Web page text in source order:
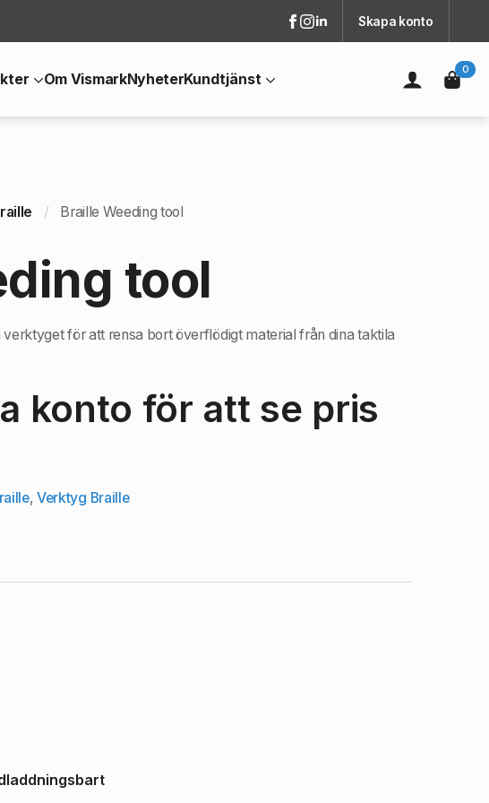
Skapa konto
Om VismarkNyheterKundtjänst
0
Braille Weeding tool
tool
verktyget för att rensa bort överflödigt material från dina taktila
konto för att se pris
,Verktyg Braille